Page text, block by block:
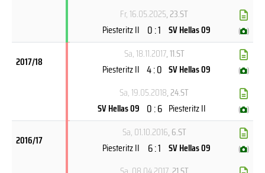
Fr, 16.05.2025, 23.ST
Piesteritz II 0 : 1 SV Hellas 09 ( )
2017/18
Sa, 18.11.2017, 11.ST
Piesteritz II 4 : 0 SV Hellas 09 ( )
Sa, 19.05.2018, 24.ST
SV Hellas 09 0 : 6 Piesteritz II ( )
2016/17
Sa, 01.10.2016, 6.ST
Piesteritz II
6 : 1 SV Hellas 09 ( )